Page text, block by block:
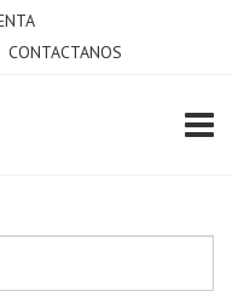
CONTACTANOS